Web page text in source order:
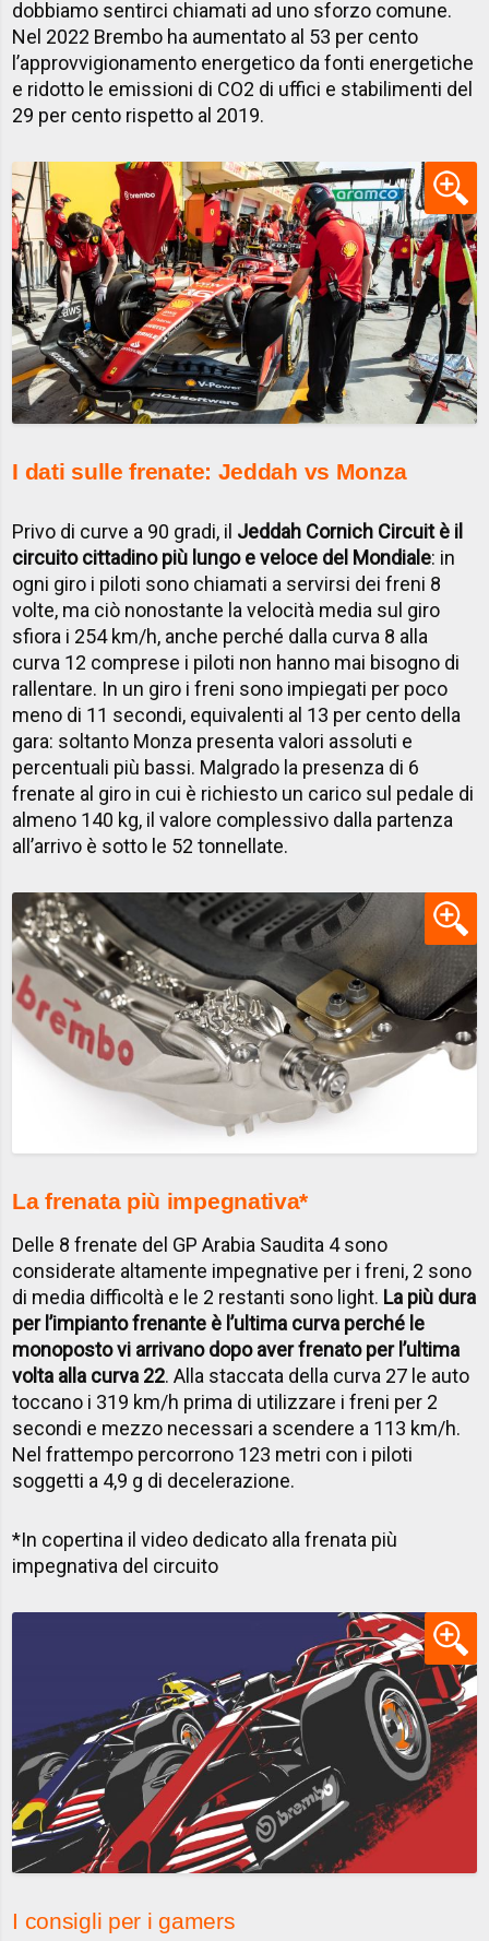
dobbiamo sentirci chiamati ad uno sforzo comune.
Nel 2022 Brembo ha aumentato al 53 per cento
l’approvvigionamento energetico da fonti energetiche
e ridotto le emissioni di CO2 di uffici e stabilimenti del
29 per cento rispetto al 2019.
I dati sulle frenate: Jeddah vs Monza
Privo di curve a 90 gradi, il Jeddah Cornich Circuit è il
circuito cittadino più lungo e veloce del Mondiale: in
ogni giro i piloti sono chiamati a servirsi dei freni 8
volte, ma ciò nonostante la velocità media sul giro
sfiora i 254 km/h, anche perché dalla curva 8 alla
curva 12 comprese i piloti non hanno mai bisogno di
rallentare. In un giro i freni sono impiegati per poco
meno di 11 secondi, equivalenti al 13 per cento della
gara: soltanto Monza presenta valori assoluti e
percentuali più bassi. Malgrado la presenza di 6
frenate al giro in cui è richiesto un carico sul pedale di
almeno 140 kg, il valore complessivo dalla partenza
all’arrivo è sotto le 52 tonnellate.
La frenata più impegnativa*
Delle 8 frenate del GP Arabia Saudita 4 sono
considerate altamente impegnative per i freni, 2 sono
di media difficoltà e le 2 restanti sono light. La più dura
per l’impianto frenante è l’ultima curva perché le
monoposto vi arrivano dopo aver frenato per l’ultima
volta alla curva 22. Alla staccata della curva 27 le auto
toccano i 319 km/h prima di utilizzare i freni per 2
secondi e mezzo necessari a scendere a 113 km/h.
Nel frattempo percorrono 123 metri con i piloti
soggetti a 4,9 g di decelerazione.
*​In copertina il video dedicato alla frenata più
impegnativa del circuito
I consigli per i gamers